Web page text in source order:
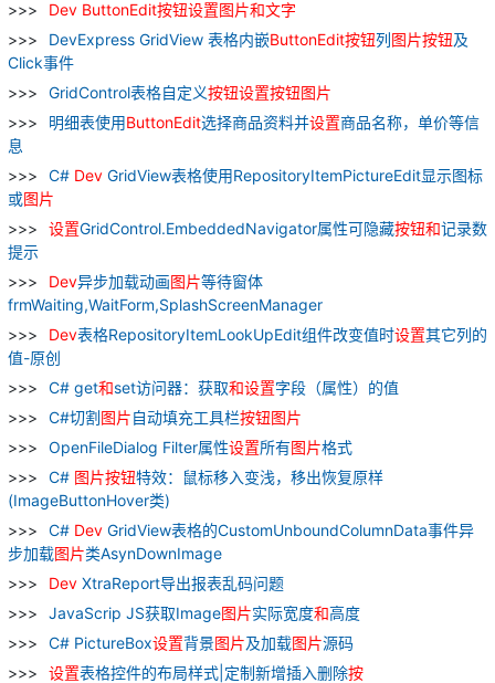
Dev ButtonEdit按钮设置图片和文字
DevExpress GridView 表格内嵌ButtonEdit按钮列图片按钮及
Click事件
GridControl表格自定义按钮设置按钮图片
明细表使用ButtonEdit选择商品资料并设置商品名称，单价等信
息
C# Dev GridView表格使用RepositoryItemPictureEdit显示图标
或图片
设置GridControl.EmbeddedNavigator属性可隐藏按钮和记录数
提示
Dev异步加载动画图片等待窗体
frmWaiting,WaitForm,SplashScreenManager
Dev表格RepositoryItemLookUpEdit组件改变值时设置其它列的
值-原创
C# get和set访问器：获取和设置字段（属性）的值
C#切割图片自动填充工具栏按钮图片
OpenFileDialog Filter属性设置所有图片格式
C# 图片按钮特效：鼠标移入变浅，移出恢复原样
(ImageButtonHover类)
C# Dev GridView表格的CustomUnboundColumnData事件异
步加载图片类AsynDownImage
Dev XtraReport导出报表乱码问题
JavaScrip JS获取Image图片实际宽度和高度
C# PictureBox设置背景图片及加载图片源码
设置表格控件的布局样式|定制新增插入删除按